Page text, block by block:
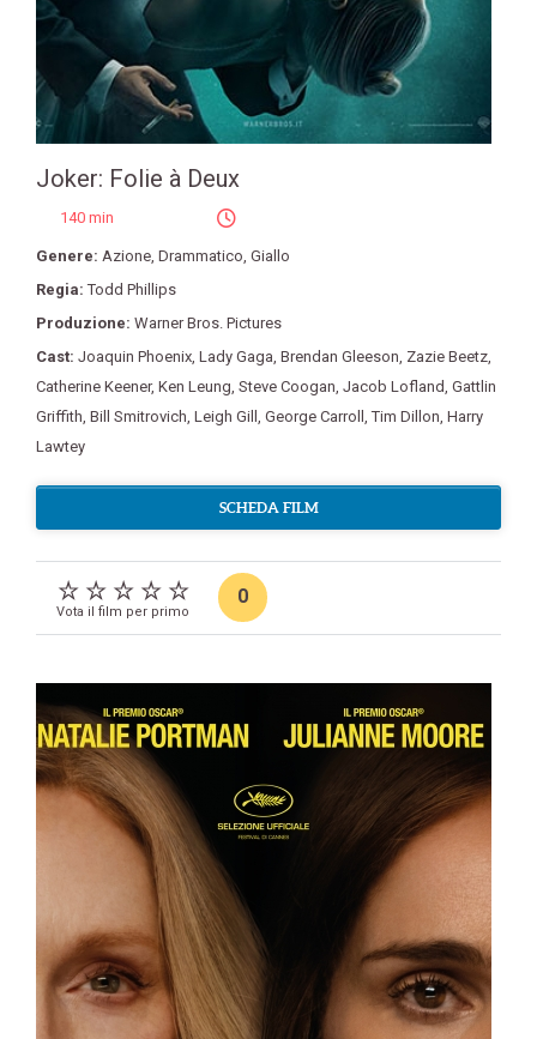
Joker: Folie à Deux
140 min
Genere: Azione, Drammatico, Giallo
Regia:Todd Phillips
Produzione: Warner Bros. Pictures
Cast: Joaquin Phoenix, Lady Gaga, Brendan Gleeson, Zazie Beetz,
Catherine Keener, Ken Leung, Steve Coogan, Jacob Lofland, Gattlin
Griffith, Bill Smitrovich, Leigh Gill , George Carroll ,Tim Dillon, Harry
Lawtey
SCHEDA FILM
Vota il film per primo
0